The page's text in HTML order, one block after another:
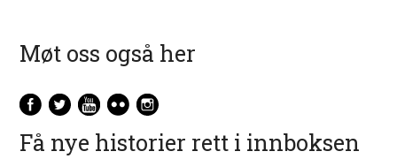
Møt oss også her
Få nye historier rett i innboksen